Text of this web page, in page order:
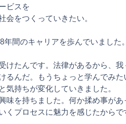
ビスを
会をつくっていきたい。
間のキャリアを歩んでいました
けたんです。法律があるから、我
るんだ。もうちょっと学んでみた
持ちが変化していきました。
味を持ちました。何か揉め事が
くプロセスに魅力を感じたからで